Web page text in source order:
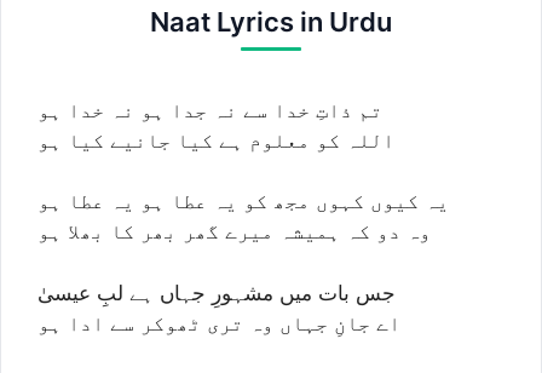
Naat Lyrics in Urdu
تم ذاتِ خدا سے نہ جدا ہو نہ خدا ہو
اللہ کو معلوم ہے کیا جانیے کیا ہو
یہ کیوں کہوں مجھ کو یہ عطا ہو یہ عطا ہو
وہ دو کہ ہمیشہ میرے گھر بھر کا بھلا ہو
جس بات میں مشہورِ جہاں ہے لبِ عیسیٰ
اے جانِ جہاں وہ تری ٹھوکر سے ادا ہو